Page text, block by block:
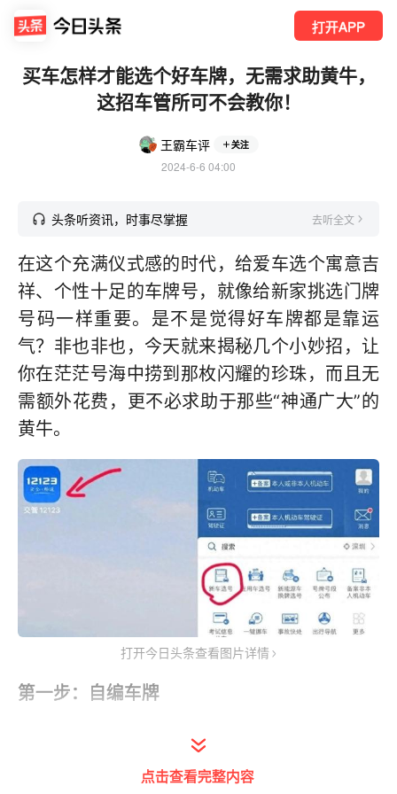
打开APP
买车怎样才能选个好车牌，无需求助黄牛，
这招车管所可不会教你！
王霸车评 关注
2024-6-6 04:00
头条听资讯，时事尽掌握 去听全文
在这个充满仪式感的时代，给爱车选个寓意吉
祥、个性十足的车牌号，就像给新家挑选门牌
号码一样重要。是不是觉得好车牌都是靠运
气？非也非也，今天就来揭秘几个小妙招，让
你在茫茫号海中捞到那枚闪耀的珍珠，而且无
需额外花费，更不必求助于那些“神通广大”的
黄牛。
打开今日头条查看图片详情
第一步：自编车牌
听说过“交管12123”APP吗？对，就是那个车
管所官方的掌上助手。打开它，注册登录，就
点击查看完整内容